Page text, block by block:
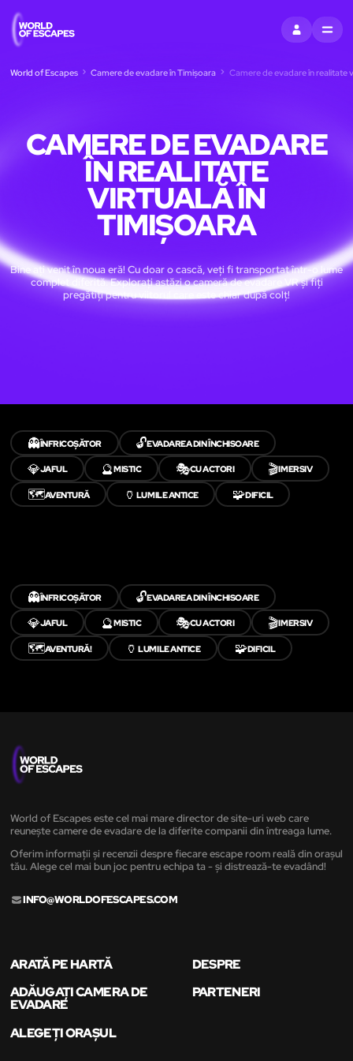
CONECTAȚI-
MENU
World of Escapes Camere de evadare în Timișoara Camere de evadare în realitate
CAMERE DE EVADARE
ÎN REALITATE
VIRTUALĂ ÎN
TIMIȘOARA
Bine ați venit în noua eră! Cu doar o cască, veți fi transportat într-o lume
complet diferită. Explorați astăzi o cameră de evadare VR și fiți
pregătiți pentru viitorul care este chiar după colț!
👻ÎNFRICOȘĂTOR 🔓EVADAREA DIN ÎNCHISOARE
💎JAFUL 🔮MISTIC 🎭CU ACTORI 🎬IMERSIV
🗺️AVENTURĂ 🏺 LUMILE ANTICE 🧩DIFICIL
👻ÎNFRICOȘĂTOR 🔓EVADAREA DIN ÎNCHISOARE
💎JAFUL 🔮MISTIC 🎭CU ACTORI 🎬IMERSIV
🗺️AVENTURĂ! 🏺LUMILE ANTICE 🧩DIFICIL
World of Escapes este cel mai mare director de site-uri web care
reunește camere de evadare de la diferite companii din întreaga lume.
Oferim informații și recenzii despre fiecare escape room reală din orașul
tău. Alege cel mai bun joc pentru echipa ta - și distrează-te evadând!
INFO@WORLDOFESCAPES.COM
ARATĂ PE HARTĂ
DESPRE
ADĂUGAȚI CAMERA DE
EVADARE
PARTENERI
ALEGEȚI ORAȘUL